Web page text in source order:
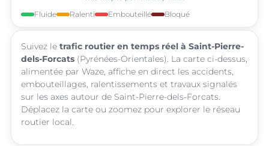
Fluide Ralenti Embouteillé Bloqué
Suivez le trafic routier en temps réel à Saint-Pierre-
dels-Forcats (Pyrénées-Orientales). La carte ci-dessus,
alimentée par Waze, affiche en direct les accidents,
embouteillages, ralentissements et travaux signalés
sur les axes autour de Saint-Pierre-dels-Forcats.
Déplacez la carte ou zoomez pour explorer le réseau
routier local.